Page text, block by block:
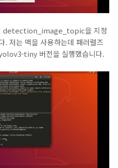
detection_image_topic을 지정
. 저는 맥을 사용하는데 패러럴즈
tiny 버전을 실행했습니다.